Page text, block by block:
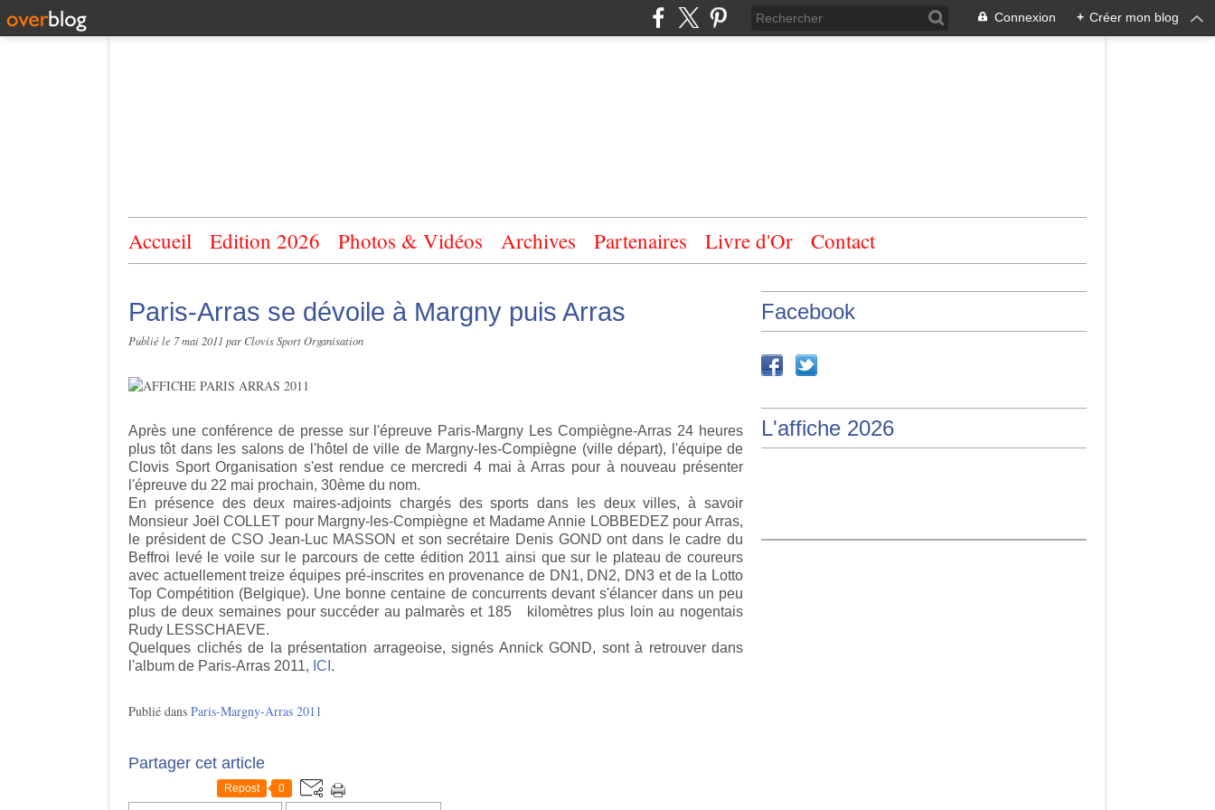
Connexion + Créer mon blog
Accueil Edition 2026 Photos & Vidéos Archives Partenaires Livre d'Or Contact
Paris-Arras se dévoile à Margny puis Arras
Publié le 7 mai 2011 par Clovis Sport Organisation
Après une conférence de presse sur l'épreuve Paris-Margny Les Compiègne-Arras 24 heures
plus tôt dans les salons de l'hôtel de ville de Margny-les-Compiègne (ville départ), l'équipe de
Clovis Sport Organisation s'est rendue ce mercredi 4 mai à Arras pour à nouveau présenter
l'épreuve du 22 mai prochain, 30ème du nom.
En présence des deux maires-adjoints chargés des sports dans les deux villes, à savoir
Monsieur Joël COLLET pour Margny-les-Compiègne et Madame Annie LOBBEDEZ pour Arras,
le président de CSO Jean-Luc MASSON et son secrétaire Denis GOND ont dans le cadre du
Beffroi levé le voile sur le parcours de cette édition 2011 ainsi que sur le plateau de coureurs
avec actuellement treize équipes pré-inscrites en provenance de DN1, DN2, DN3 et de la Lotto
Top Compétition (Belgique). Une bonne centaine de concurrents devant s'élancer dans un peu
plus de deux semaines pour succéder au palmarès et 185
kilomètres plus loin au nogentais
Rudy LESSCHAEVE.
Quelques clichés de la présentation arrageoise, signés Annick GOND, sont à retrouver dans
l'album de Paris-Arras 2011, ICI .
Publié dans Paris-Margny-Arras 2011
Partager cet article
Repost 0
Facebook
L'affiche 2026